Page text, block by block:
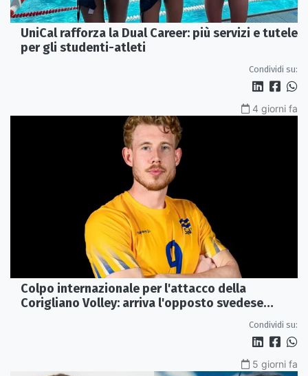
UniCal rafforza la Dual Career: più servizi e tutele
per gli studenti-atleti
Condividi su:
4 giorni fa
Colpo internazionale per l'attacco della
Corigliano Volley: arriva l'opposto svedese
Condividi su:
5 giorni fa